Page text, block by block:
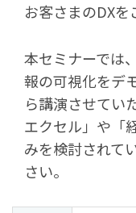
お客さまのDXを
本セミナーでは
報の可視化をデ
ら講演させてい
エクセル」や「
みを検討されて
さい。